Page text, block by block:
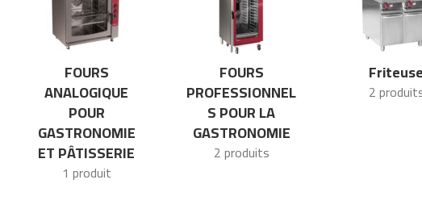
FOURS
ANALOGIQUE
POUR
GASTRONOMIE
ET PÂTISSERIE
1 produit
FOURS
PROFESSIONNEL
S POUR LA
GASTRONOMIE
2 produits
2